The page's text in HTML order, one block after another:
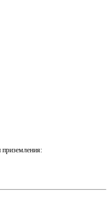
приземления: